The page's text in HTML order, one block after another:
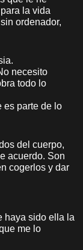
la vida
ordenador,
necesito
todo lo
es parte de lo
del cuerpo,
acuerdo. Son
cogerlos y dar
haya sido ella la
me lo